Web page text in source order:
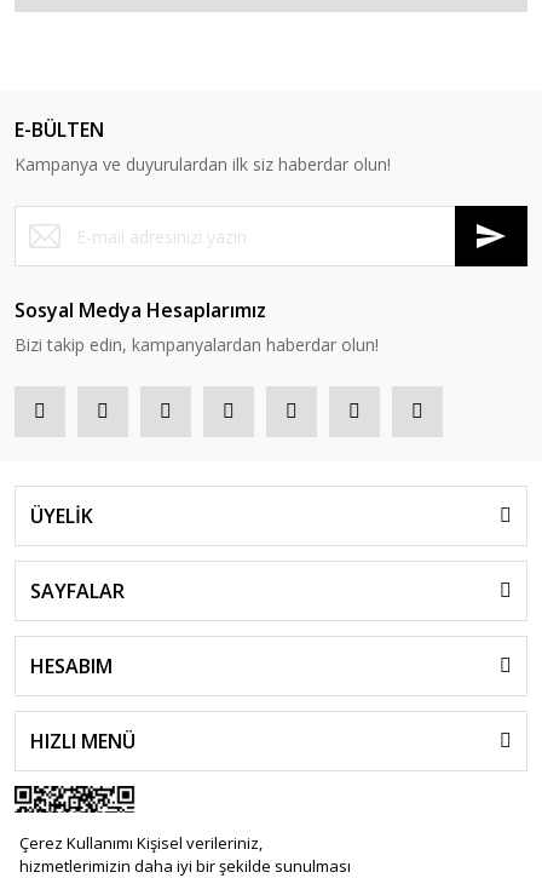
Çerez Kullanımı Kişisel verileriniz,
hizmetlerimizin daha iyi bir şekilde sunulması
E-BÜLTEN
Kampanya ve duyurulardan ilk siz haberdar olun!
Sosyal Medya Hesaplarımız
Bizi takip edin, kampanyalardan haberdar olun!
ÜYELİK
SAYFALAR
HESABIM
HIZLI MENÜ